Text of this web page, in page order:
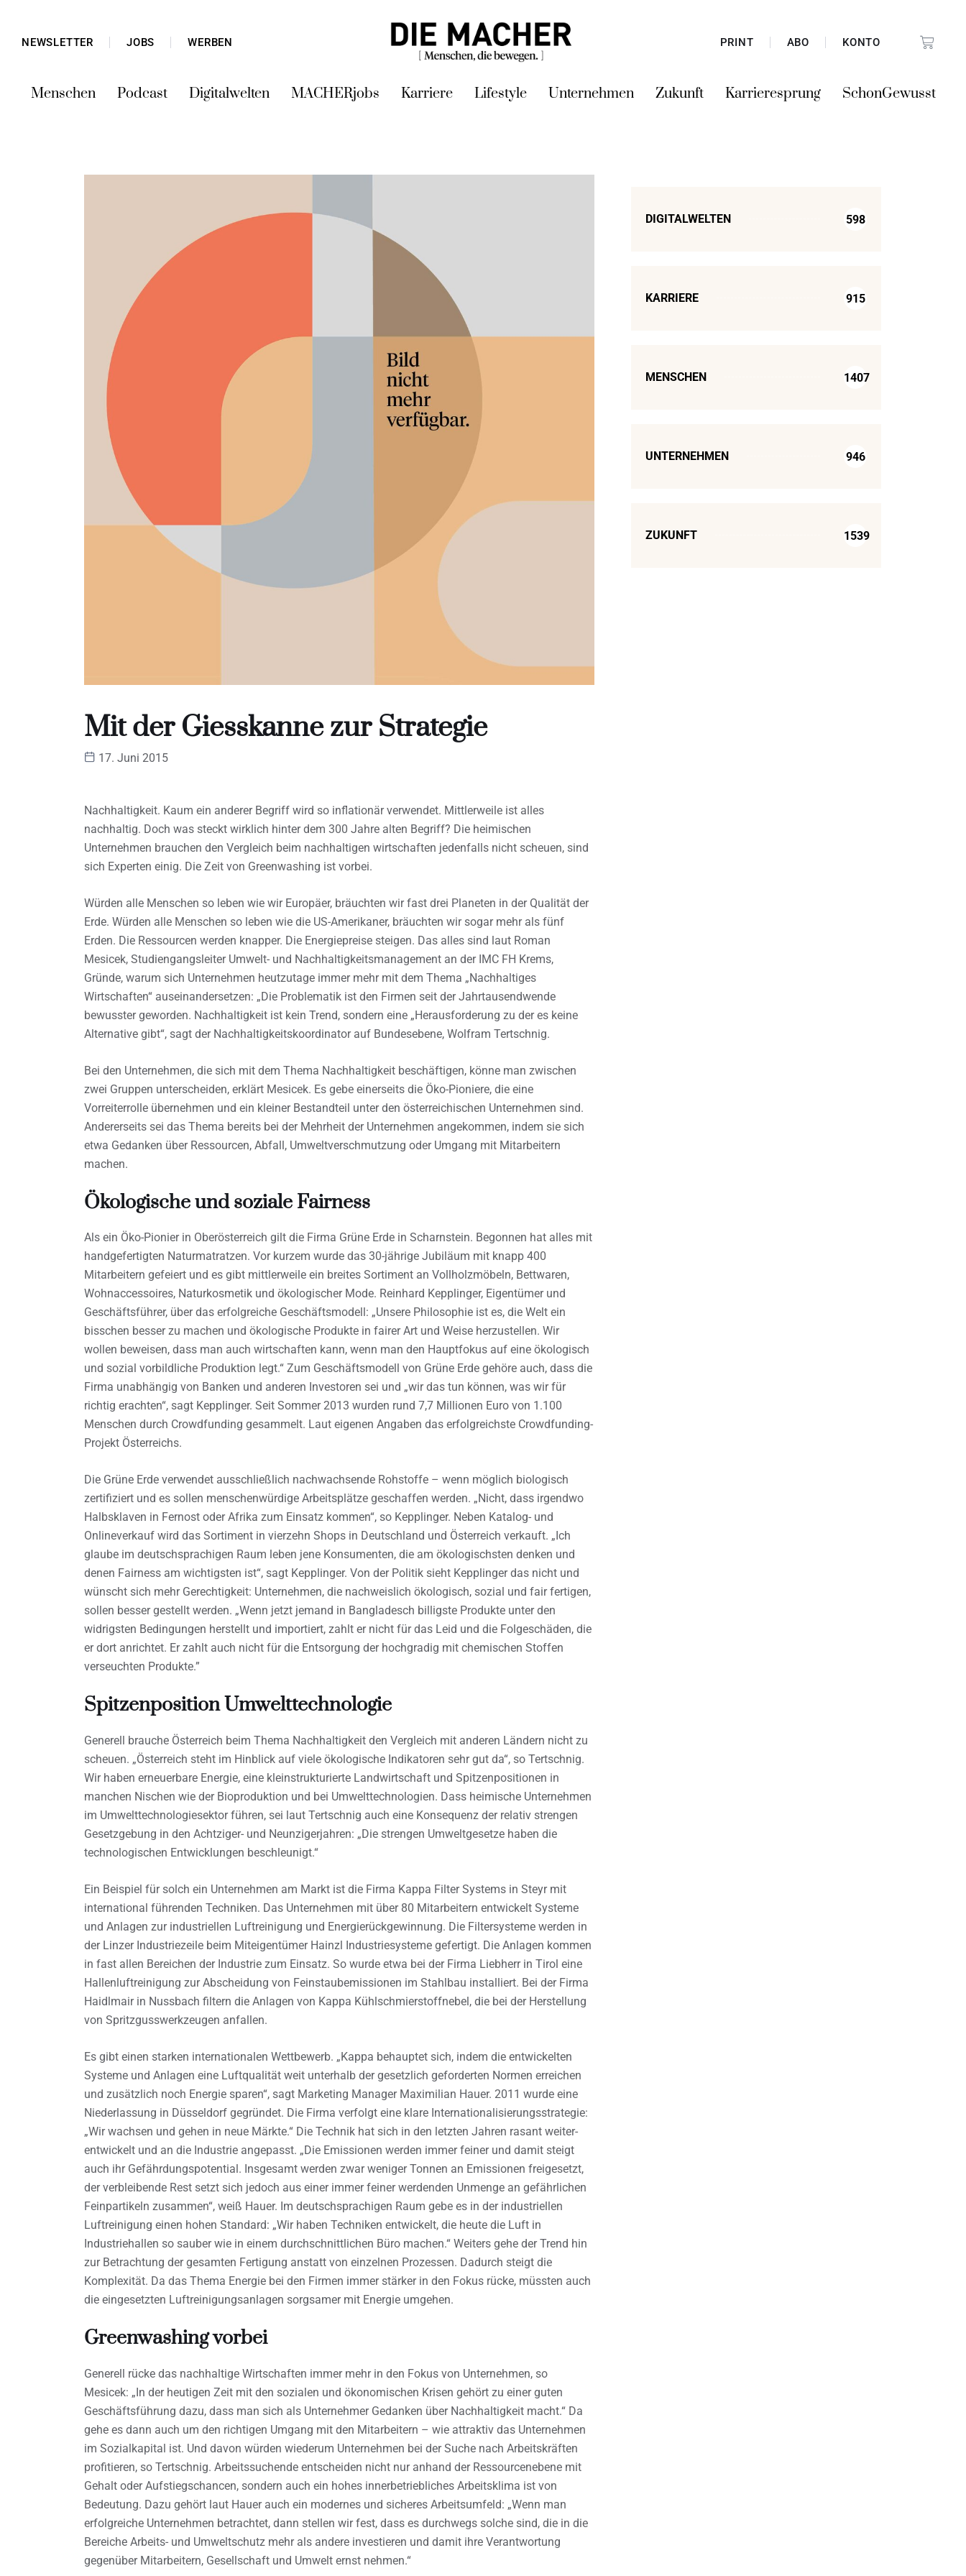
NEWSLETTER JOBS WERBEN PRINT ABO KONTO
Menschen Podcast Digitalwelten MACHERjobs Karriere Lifestyle Unternehmen Zukunft Karrieresprung SchonGewusst
Mit der Giesskanne zur Strategie
17. Juni 2015
Nachhaltigkeit. Kaum ein anderer Begriff wird so inflationär verwendet. Mittlerweile ist alles
nachhaltig. Doch was steckt wirklich hinter dem 300 Jahre alten Begriff? Die heimischen
Unternehmen brauchen den Vergleich beim nachhaltigen wirtschaften jedenfalls nicht scheuen, sind
sich Experten einig. Die Zeit von Greenwashing ist vorbei.
Würden alle Menschen so leben wie wir Europäer, bräuchten wir fast drei Planeten in der Qualität der
Erde. Würden alle Menschen so leben wie die US-Amerikaner, bräuchten wir sogar mehr als fünf
Erden. Die Ressourcen werden knapper. Die Energiepreise steigen. Das alles sind laut Roman
Mesicek, Studiengangsleiter Umwelt- und Nachhaltigkeitsmanagement an der IMC FH Krems,
Gründe, warum sich Unternehmen heutzutage immer mehr mit dem Thema „Nachhaltiges
Wirtschaften“ auseinandersetzen: „Die Problematik ist den Firmen seit der Jahrtausendwende
bewusster geworden. Nachhaltigkeit ist kein Trend, sondern eine „Herausforderung zu der es keine
Alternative gibt“, sagt der Nachhaltigkeitskoordinator auf Bundesebene, Wolfram Tertschnig.
Bei den Unternehmen, die sich mit dem Thema Nachhaltigkeit beschäftigen, könne man zwischen
zwei Gruppen unterscheiden, erklärt Mesicek. Es gebe einerseits die Öko-Pioniere, die eine
Vorreiterrolle übernehmen und ein kleiner Bestandteil unter den österreichischen Unternehmen sind.
Andererseits sei das Thema bereits bei der Mehrheit der Unternehmen angekommen, indem sie sich
etwa Gedanken über Ressourcen, Abfall, Umweltverschmutzung oder Umgang mit Mitarbeitern
machen.
Ökologische und soziale Fairness
Als ein Öko-Pionier in Oberösterreich gilt die Firma Grüne Erde in Scharnstein. Begonnen hat alles mit
handgefertigten Naturmatratzen. Vor kurzem wurde das 30-jährige Jubiläum mit knapp 400
Mitarbeitern gefeiert und es gibt mittlerweile ein breites Sortiment an Vollholzmöbeln, Bettwaren,
Wohnaccessoires, Naturkosmetik und ökologischer Mode. Reinhard Kepplinger, Eigentümer und
Geschäftsführer, über das erfolgreiche Geschäftsmodell: „Unsere Philosophie ist es, die Welt ein
bisschen besser zu machen und ökologische Produkte in fairer Art und Weise herzustellen. Wir
wollen beweisen, dass man auch wirtschaften kann, wenn man den Hauptfokus auf eine ökologisch
und sozial vorbildliche Produktion legt.“ Zum Geschäftsmodell von Grüne Erde gehöre auch, dass die
Firma unabhängig von Banken und anderen Investoren sei und „wir das tun können, was wir für
richtig erachten“, sagt Kepplinger. Seit Sommer 2013 wurden rund 7,7 Millionen Euro von 1.100
Menschen durch Crowdfunding gesammelt. Laut eigenen Angaben das erfolgreichste Crowdfunding-
Projekt Österreichs.
Die Grüne Erde verwendet ausschließlich nachwachsende Rohstoffe – wenn möglich biologisch
zertifiziert und es sollen menschenwürdige Arbeitsplätze geschaffen werden. „Nicht, dass irgendwo
Halbsklaven in Fernost oder Afrika zum Einsatz kommen“, so Kepplinger. Neben Katalog- und
Onlineverkauf wird das Sortiment in vierzehn Shops in Deutschland und Österreich verkauft. „Ich
glaube im deutschsprachigen Raum leben jene Konsumenten, die am ökologischsten denken und
denen Fairness am wichtigsten ist“, sagt Kepplinger. Von der Politik sieht Kepplinger das nicht und
wünscht sich mehr Gerechtigkeit: Unternehmen, die nachweislich ökologisch, sozial und fair fertigen,
sollen besser gestellt werden. „Wenn jetzt jemand in Bangladesch billigste Produkte unter den
widrigsten Bedingungen herstellt und importiert, zahlt er nicht für das Leid und die Folgeschäden, die
er dort anrichtet. Er zahlt auch nicht für die Entsorgung der hochgradig mit chemischen Stoffen
verseuchten Produkte.”
Spitzenposition Umwelttechnologie
Generell brauche Österreich beim Thema Nachhaltigkeit den Vergleich mit anderen Ländern nicht zu
scheuen. „Österreich steht im Hinblick auf viele ökologische Indikatoren sehr gut da“, so Tertschnig.
Wir haben erneuerbare Energie, eine kleinstrukturierte Landwirtschaft und Spitzenpositionen in
manchen Nischen wie der Bioproduktion und bei Umwelttechnologien. Dass heimische Unternehmen
im Umwelttechnologiesektor führen, sei laut Tertschnig auch eine Konsequenz der relativ strengen
Gesetzgebung in den Achtziger- und Neunzigerjahren: „Die strengen Umweltgesetze haben die
technologischen Entwicklungen beschleunigt.“
Ein Beispiel für solch ein Unternehmen am Markt ist die Firma Kappa Filter Systems in Steyr mit
international führenden Techniken. Das Unternehmen mit über 80 Mitarbeitern entwickelt Systeme
und Anlagen zur industriellen Luftreinigung und Energierückgewinnung. Die Filtersysteme werden in
der Linzer Industriezeile beim Miteigentümer Hainzl Industriesysteme gefertigt. Die Anlagen kommen
in fast allen Bereichen der Industrie zum Einsatz. So wurde etwa bei der Firma Liebherr in Tirol eine
Hallenluftreinigung zur Abscheidung von Feinstaubemissionen im Stahlbau installiert. Bei der Firma
Haidlmair in Nussbach filtern die Anlagen von Kappa Kühlschmierstoffnebel, die bei der Herstellung
von Spritzgusswerkzeugen anfallen.
Es gibt einen starken internationalen Wettbewerb. „Kappa behauptet sich, indem die entwickelten
Systeme und Anlagen eine Luftqualität weit unterhalb der gesetzlich geforderten Normen erreichen
und zusätzlich noch Energie sparen“, sagt Marketing Manager Maximilian Hauer. 2011 wurde eine
Niederlassung in Düsseldorf gegründet. Die Firma verfolgt eine klare Internationalisierungsstrategie:
„Wir wachsen und gehen in neue Märkte.“ Die Technik hat sich in den letzten Jahren rasant weiter-
entwickelt und an die Industrie angepasst. „Die Emissionen werden immer feiner und damit steigt
auch ihr Gefährdungspotential. Insgesamt werden zwar weniger Tonnen an Emissionen freigesetzt,
der verbleibende Rest setzt sich jedoch aus einer immer feiner werdenden Unmenge an gefährlichen
Feinpartikeln zusammen“, weiß Hauer. Im deutschsprachigen Raum gebe es in der industriellen
Luftreinigung einen hohen Standard: „Wir haben Techniken entwickelt, die heute die Luft in
Industriehallen so sauber wie in einem durchschnittlichen Büro machen.“ Weiters gehe der Trend hin
zur Betrachtung der gesamten Fertigung anstatt von einzelnen Prozessen. Dadurch steigt die
Komplexität. Da das Thema Energie bei den Firmen immer stärker in den Fokus rücke, müssten auch
die eingesetzten Luftreinigungsanlagen sorgsamer mit Energie umgehen.
Greenwashing vorbei
Generell rücke das nachhaltige Wirtschaften immer mehr in den Fokus von Unternehmen, so
Mesicek: „In der heutigen Zeit mit den sozialen und ökonomischen Krisen gehört zu einer guten
Geschäftsführung dazu, dass man sich als Unternehmer Gedanken über Nachhaltigkeit macht.“ Da
gehe es dann auch um den richtigen Umgang mit den Mitarbeitern – wie attraktiv das Unternehmen
im Sozialkapital ist. Und davon würden wiederum Unternehmen bei der Suche nach Arbeitskräften
profitieren, so Tertschnig. Arbeitssuchende entscheiden nicht nur anhand der Ressourcenebene mit
Gehalt oder Aufstiegschancen, sondern auch ein hohes innerbetriebliches Arbeitsklima ist von
Bedeutung. Dazu gehört laut Hauer auch ein modernes und sicheres Arbeitsumfeld: „Wenn man
erfolgreiche Unternehmen betrachtet, dann stellen wir fest, dass es durchwegs solche sind, die in die
Bereiche Arbeits- und Umweltschutz mehr als andere investieren und damit ihre Verantwortung
gegenüber Mitarbeitern, Gesellschaft und Umwelt ernst nehmen.“
DIGITALWELTEN 598
KARRIERE 915
MENSCHEN 1407
UNTERNEHMEN 946
ZUKUNFT 1539